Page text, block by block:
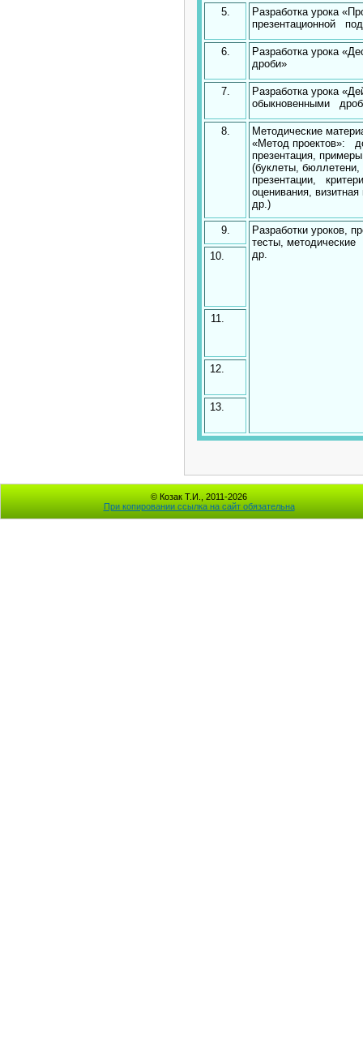
5.
Разработка урока
презентационной
6.
Разработка урока
дроби»
7.
Разработка урока
обыкновенными
8.
Методические
«Метод проектов»:
презентация,
(буклеты, бюллетени,
презентации,
оценивания, визитная
др.)
9.
Разработки уроков,
тесты,
др.
10.
11.
12.
13.
© Козак Т.И., 2011-2026
При копировании ссылка на сайт обязательна